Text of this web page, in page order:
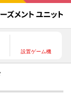
設置ゲーム機